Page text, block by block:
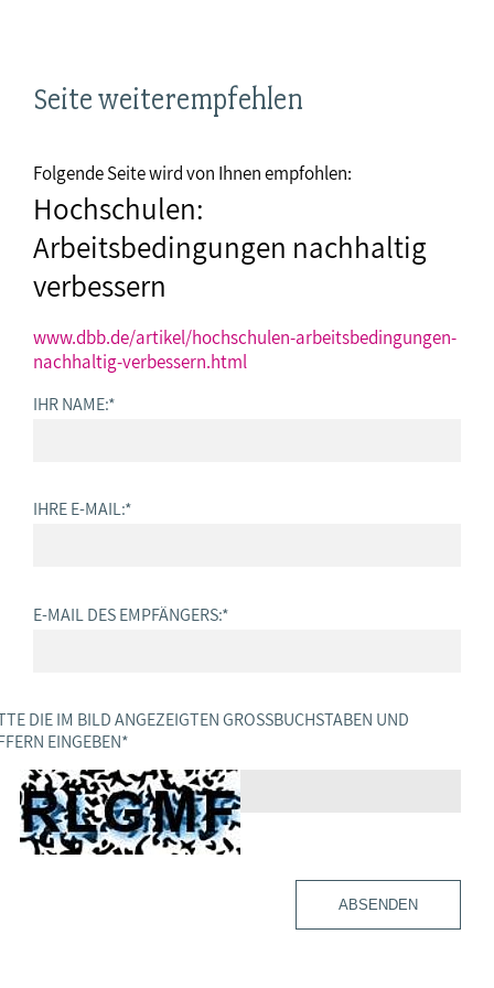
Seite weiterempfehlen
Folgende Seite wird von Ihnen empfohlen:
Hochschulen:
Arbeitsbedingungen nachhaltig
verbessern
www.dbb.de/artikel/hochschulen-arbeitsbedingungen-
nachhaltig-verbessern.html
IHR NAME:*
IHRE E-MAIL:*
E-MAIL DES EMPFÄNGERS:*
DIE IM BILD ANGEZEIGTEN GROSSBUCHSTABEN UND Z
EINGEBEN *
ABSENDEN